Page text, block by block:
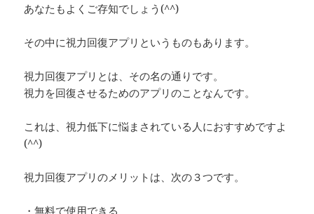
あなたもよくご存知でしょう(^^)
その中に視力回復アプリというものもあります。
視力回復アプリとは、その名の通りです。
視力を回復させるためのアプリのことなんです。
これは、視力低下に悩まされている人におすすめですよ
(^^)
視力回復アプリのメリットは、次の３つです。
・無料で使用できる